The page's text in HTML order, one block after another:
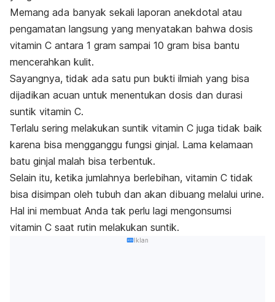
Memang ada banyak sekali laporan anekdotal atau
pengamatan langsung yang menyatakan bahwa dosis
vitamin C antara 1 gram sampai 10 gram bisa bantu
mencerahkan kulit.
Sayangnya, tidak ada satu pun bukti ilmiah yang bisa
dijadikan acuan untuk menentukan dosis dan durasi
suntik vitamin C.
Terlalu sering melakukan suntik vitamin C juga tidak baik
karena bisa mengganggu fungsi ginjal. Lama kelamaan
batu ginjal malah bisa terbentuk.
Selain itu, ketika jumlahnya berlebihan, vitamin C tidak
bisa disimpan oleh tubuh dan akan dibuang melalui urine.
Hal ini membuat Anda tak perlu lagi mengonsumsi
vitamin C saat rutin melakukan suntik.
Iklan